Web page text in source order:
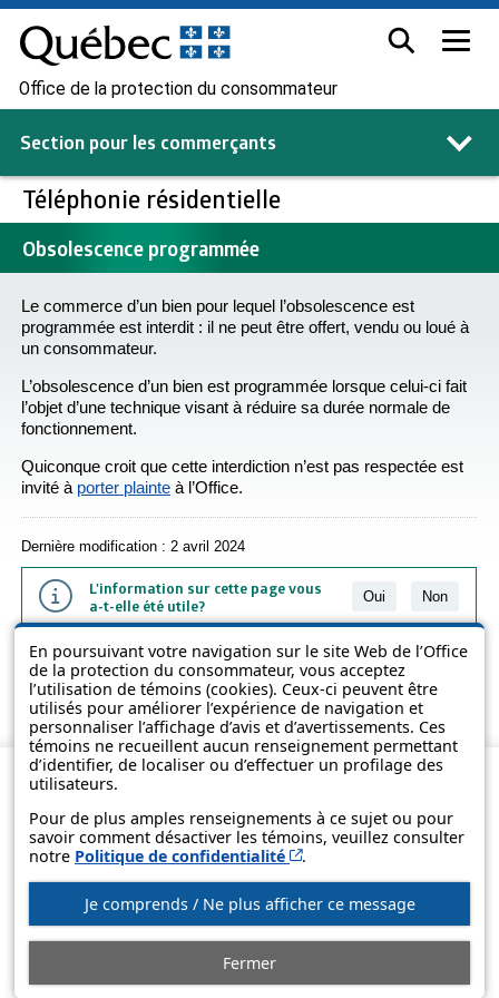
En poursuivant votre navigation sur le site Web de l’Office
de la protection du consommateur, vous acceptez
l’utilisation de témoins (cookies). Ceux-ci peuvent être
utilisés pour améliorer l’expérience de navigation et
personnaliser l’affichage d’avis et d’avertissements. Ces
témoins ne recueillent aucun renseignement permettant
d’identifier, de localiser ou d’effectuer un profilage des
utilisateurs.
Pour de plus amples renseignements à ce sujet ou pour
savoir comment désactiver les témoins, veuillez consulter
notre Politique de confidentialité Cet hyperlien s’ouvrira
.
Je comprends / Ne plus afficher ce message
Fermer
Office de la protection du consommateur
Section pour les commerçants
Téléphonie résidentielle
Obsolescence programmée
Le commerce d’un bien pour lequel l’obsolescence est
programmée est interdit : il ne peut être offert, vendu ou loué à
un consommateur.
L’obsolescence d’un bien est programmée lorsque celui-ci fait
l’objet d’une technique visant à réduire sa durée normale de
fonctionnement.
Quiconque croit que cette interdiction n’est pas respectée est
invité à porter plainte à l’Office.
Dernière modification : 2 avril 2024
L'information sur cette page vous
a-t-elle été utile?
Oui Non
L'information présentée dans cette page a été vulgarisée pour en
favoriser la compréhension. Elle ne remplace pas les textes des lois
et des règlements.
© Gouvernement du Québec, 2013-2025